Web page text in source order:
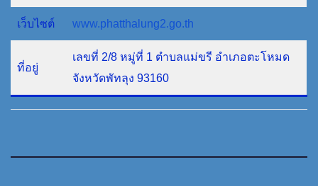
เว็บไซต์ www.phatthalung2.go.th
ที่อยู่
เลขที่ 2/8 หมู่ที่ 1 ตำบลแม่ขรี อำเภอตะโหมด
จังหวัดพัทลุง 93160